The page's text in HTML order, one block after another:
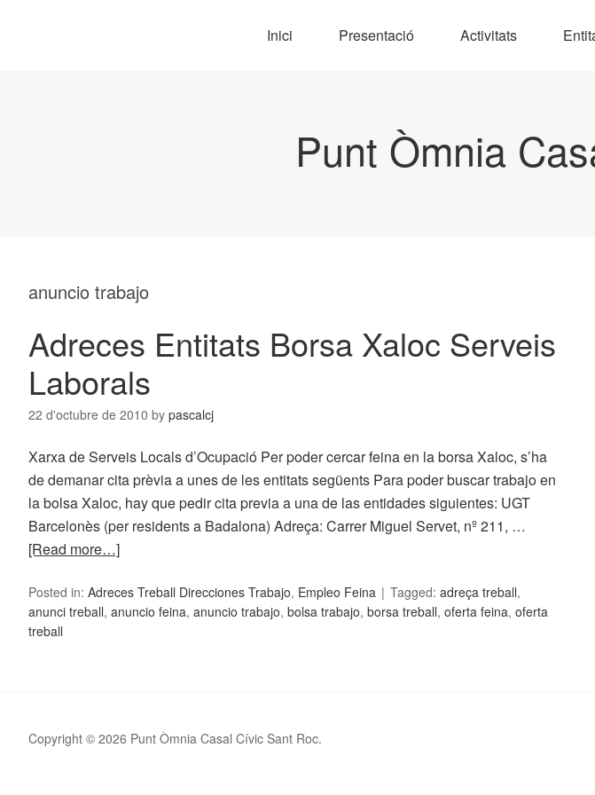
Inici Presentació Activitats
Punt Òmnia
anuncio trabajo
Adreces Entitats Borsa Xaloc Serveis
Laborals
22 d'octubre de 2010 by pascalcj
Xarxa de Serveis Locals d’Ocupació Per poder cercar feina en la borsa Xaloc, s’ha
de demanar cita prèvia a unes de les entitats següents Para poder buscar trabajo en
la bolsa Xaloc, hay que pedir cita previa a una de las entidades siguientes: UGT
Barcelonès (per residents a Badalona) Adreça: Carrer Miguel Servet, nº 211, …
[Read more…]
Posted in: Adreces Treball Direcciones Trabajo, Empleo Feina Tagged: adreça treball,
anunci treball, anuncio feina, anuncio trabajo, bolsa trabajo, borsa treball, oferta feina, oferta
treball
Copyright © 2026 Punt Òmnia Casal Cívic Sant Roc.